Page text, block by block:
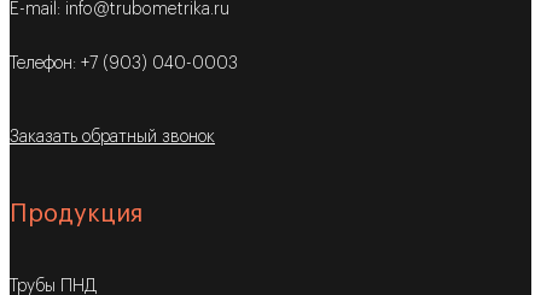
E-mail: info@trubometrika.ru
Телефон: +7 (903) 040-0003
Заказать обратный звонок
Продукция
Трубы ПНД